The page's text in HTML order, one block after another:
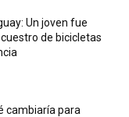
Un joven fue
de bicicletas
cambiaría para